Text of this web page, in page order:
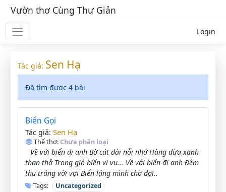
Vườn thơ Cùng Thư Giản
Login
Tác giả: Sen Hạ
Đã tìm được 4 bài
Biển Gọi
Tác giả: Sen Hạ
Thể thơ:Chưa phân loại
Về với biển đi anh Bờ cát dài nỗi nhớ Hàng dừa xanh
than thở Trong gió biển vi vu... Về với biển đi anh Đêm
thu trăng vời vợi Biển lặng mình chờ đợi..
Tags: Uncategorized